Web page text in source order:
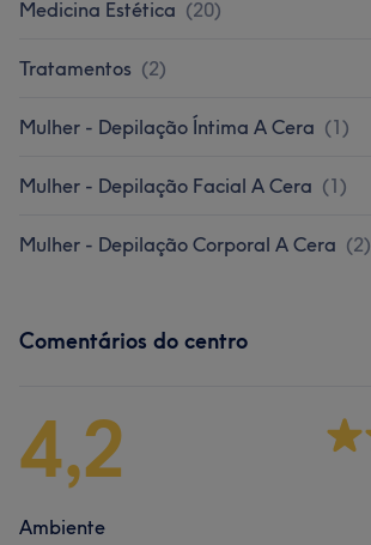
Medicina Estética (20)
Tratamentos (2)
Mulher - Depilação Íntima A Cera (1)
Mulher - Depilação Facial A Cera (1)
Mulher - Depilação Corporal A Cera (2)
Comentários do centro
4,2
Ambiente